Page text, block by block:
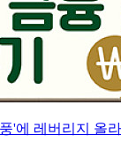
'에 레버리지 올